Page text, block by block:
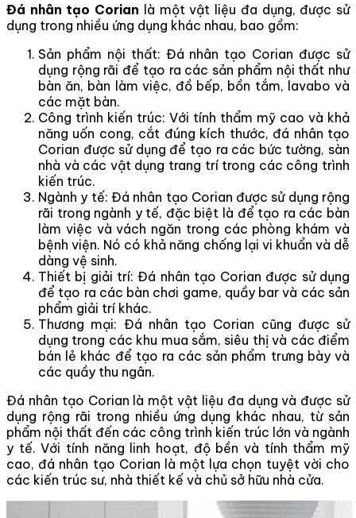
Đá nhân tạo Corian là một vật liệu đa dụng, được sử
dụng trong nhiều ứng dụng khác nhau, bao gồm:
Sản phẩm nội thất: Đá nhân tạo Corian được sử
dụng rộng rãi để tạo ra các sản phẩm nội thất như
bàn ăn, bàn làm việc, đồ bếp, bồn tắm, lavabo và
các mặt bàn.
Công trình kiến trúc: Với tính thẩm mỹ cao và khả
năng uốn cong, cắt đúng kích thước, đá nhân tạo
Corian được sử dụng để tạo ra các bức tường, sàn
nhà và các vật dụng trang trí trong các công trình
kiến trúc.
Ngành y tế: Đá nhân tạo Corian được sử dụng rộng
rãi trong ngành y tế, đặc biệt là để tạo ra các bàn
làm việc và vách ngăn trong các phòng khám và
bệnh viện. Nó có khả năng chống lại vi khuẩn và dễ
dàng vệ sinh.
Thiết bị giải trí: Đá nhân tạo Corian được sử dụng
để tạo ra các bàn chơi game, quầy bar và các sản
phẩm giải trí khác.
Thương mại: Đá nhân tạo Corian cũng được sử
dụng trong các khu mua sắm, siêu thị và các điểm
bán lẻ khác để tạo ra các sản phẩm trưng bày và
các quầy thu ngân.
Đá nhân tạo Corian là một vật liệu đa dụng và được sử
dụng rộng rãi trong nhiều ứng dụng khác nhau, từ sản
phẩm nội thất đến các công trình kiến trúc lớn và ngành
y tế. Với tính năng linh hoạt, độ bền và tính thẩm mỹ
cao, đá nhân tạo Corian là một lựa chọn tuyệt vời cho
các kiến trúc sư, nhà thiết kế và chủ sở hữu nhà cửa.